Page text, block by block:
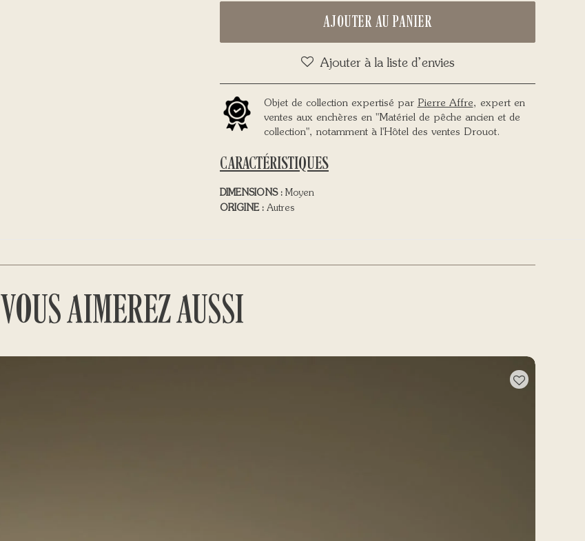
AJOUTER AU PANIER
Ajouter à la liste d’envies
Objet de collection expertisé par Pierre Affre, expert en
ventes aux enchères en "Matériel de pêche ancien et de
collection", notamment à l'Hôtel des ventes Drouot.
CARACTÉRISTIQUES
DIMENSIONS : Moyen
ORIGINE : Autres
VOUS AIMEREZ AUSSI